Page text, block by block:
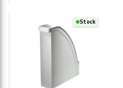
Stock